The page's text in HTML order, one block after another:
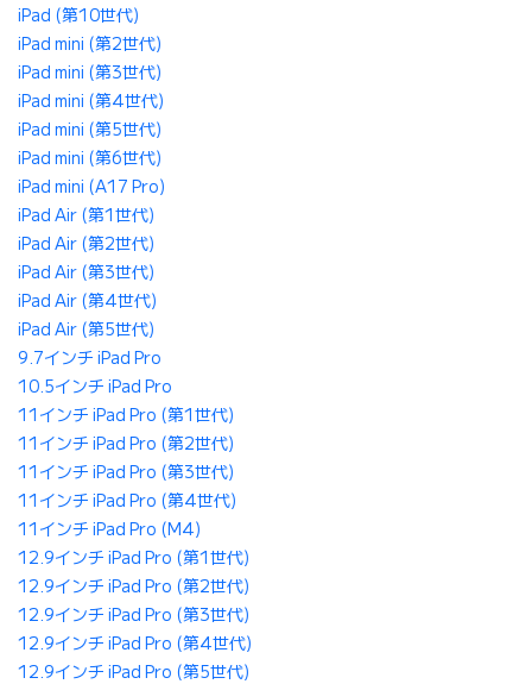
iPad (第10世代)
iPad mini (第2世代)
iPad mini (第3世代)
iPad mini (第4世代)
iPad mini (第5世代)
iPad mini (第6世代)
iPad mini (A17 Pro)
iPad Air (第1世代)
iPad Air (第2世代)
iPad Air (第3世代)
iPad Air (第4世代)
iPad Air (第5世代)
9.7インチ iPad Pro
10.5インチ iPad Pro
11インチ iPad Pro (第1世代)
11インチ iPad Pro (第2世代)
11インチ iPad Pro (第3世代)
11インチ iPad Pro (第4世代)
11インチ iPad Pro (M4)
12.9インチ iPad Pro (第1世代)
12.9インチ iPad Pro (第2世代)
12.9インチ iPad Pro (第3世代)
12.9インチ iPad Pro (第4世代)
12.9インチ iPad Pro (第5世代)